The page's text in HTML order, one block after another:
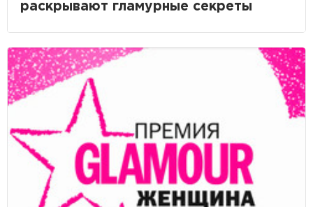
раскрывают гламурные секреты